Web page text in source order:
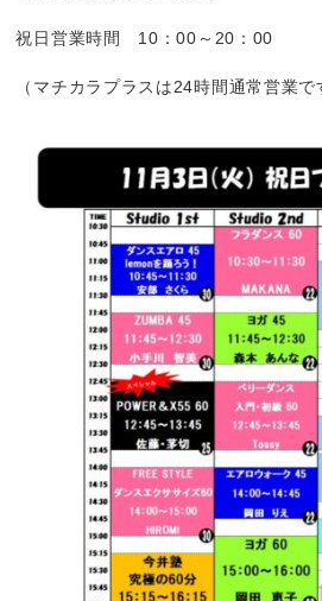
祝日営業時間 10：00～20：00
（マチカラプラスは24時間通常営業で